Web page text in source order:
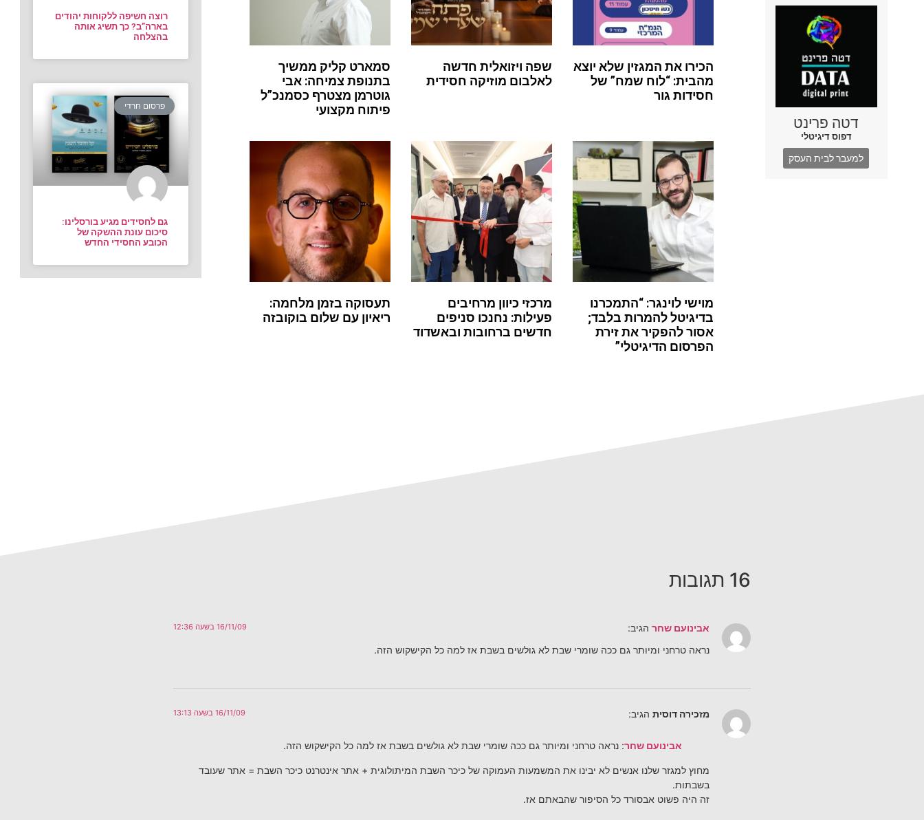
דטה פרינט
דפוס דיגיטלי
למעבר לבית העסק
הכירו את המגזין שלא יוצא
מהבית: “לוח שמח” של
חסידות גור
שפה ויזואלית חדשה
לאלבום מוזיקה חסידית
סמארט קליק ממשיך
בתנופת צמיחה: אבי
גוטרמן מצטרף כסמנכ”ל
פיתוח מקצועי
מוישי לוינגר: “התמכרנו
בדיגיטל להמרות בלבד;
אסור להפקיר את זירת
הפרסום הדיגיטלי”
מרכזי כיוון מרחיבים
פעילות: נחנכו סניפים
חדשים ברחובות ובאשדוד
תעסוקה בזמן מלחמה:
ריאיון עם שלום בוקובזה
רוצה חשיפה ללקוחות יהודים
בארה”ב? כך תשיג אותה
בהצלחה
פרסום חרדי
גם לחסידים מגיע בורסלינו:
סיכום עונת ההשקה של
הכובע החסידי החדש
16 תגובות
אבינועם שחר הגיב: 16/11/09 בשעה 12:36
נראה טרחני ומיותר גם ככה שומרי שבת לא גולשים בשבת אז למה כל הקישקוש הזה.
מזכירה דוסית הגיב: 16/11/09 בשעה 13:13
אבינועם שחר: נראה טרחני ומיותר גם ככה שומרי שבת לא גולשים בשבת אז למה כל הקישקוש הזה.
מחוץ למגזר שלנו אנשים לא יבינו את המשמעות העמוקה של כיכר השבת המיתולוגית + אתר אינטרנט כיכר השבת = אתר שעובד
בשבתות.
זה היה פשוט אבסורד כל הסיפור שהבאתם אז.